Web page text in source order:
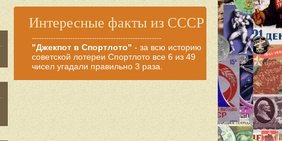
Интересные факты из СССР
------------------------------------------------------
"Джекпот в Спортлото" - за всю историю
советской лотереи Спортлото все 6 из 49
чисел угадали правильно 3 раза.